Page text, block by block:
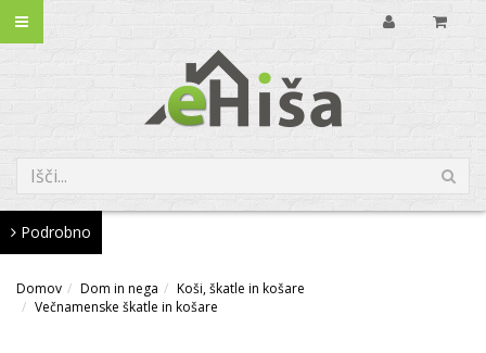
Podrobno
Domov Dom in nega
Koši, škatle in košare
Večnamenske škatle in košare